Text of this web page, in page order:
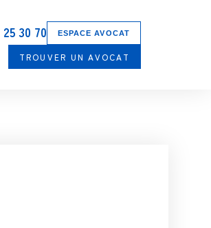
30 70 ESPACE AVOCAT
TROUVER UN AVOCAT